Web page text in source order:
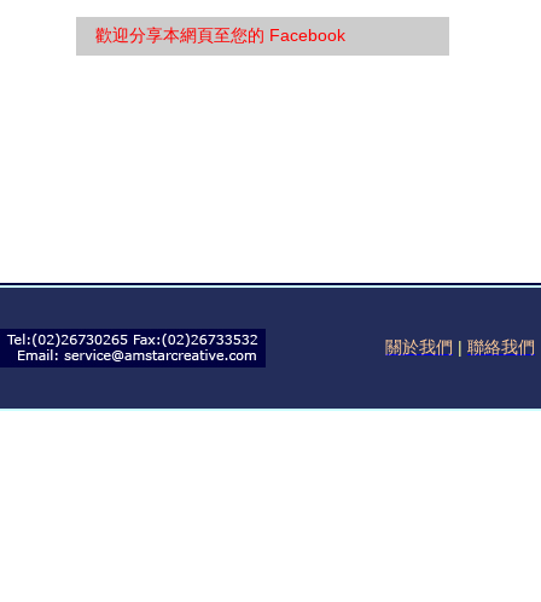
歡迎分享本網頁至您的 Facebook
關於我們 | 聯絡我們